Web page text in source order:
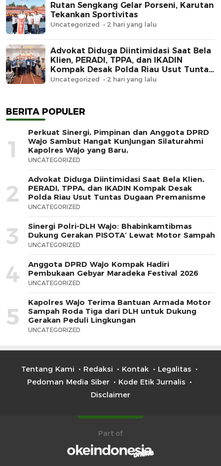
Rutan Sengkang Gelar Porseni, Karutan
Tekankan Sportivitas
Uncategorized 2 hari yang lalu
Advokat Diduga Diintimidasi Saat Bela
Klien, PERADI, TPPA, dan IKADIN
Kompak Desak Polda Riau Usut Tuntas
Dugaan Premanisme
Uncategorized 2 hari yang lalu
BERITA POPULER
1
Perkuat Sinergi, Pimpinan dan Anggota DPRD
Wajo Sambut Hangat Kunjungan Silaturahmi
Kapolres Wajo yang Baru,
UNCATEGORIZED
2
Advokat Diduga Diintimidasi Saat Bela Klien,
PERADI, TPPA, dan IKADIN Kompak Desak
Polda Riau Usut Tuntas Dugaan Premanisme
UNCATEGORIZED
3
Sinergi Polri-DLH Wajo: Bhabinkamtibmas
Dukung Gerakan PISOTA’ Lewat Motor Sampah
UNCATEGORIZED
4
Anggota DPRD Wajo Kompak Hadiri
Pembukaan Gebyar Maradeka Festival 2026
UNCATEGORIZED
5
Kapolres Wajo Terima Bantuan Armada Motor
Sampah Roda Tiga dari DLH untuk Dukung
Gerakan Peduli Lingkungan
UNCATEGORIZED
Tentang Kami Redaksi Kontak
Legalitas
Pedoman Media Siber
Kode Etik Jurnalis
Disclaimer
Part of